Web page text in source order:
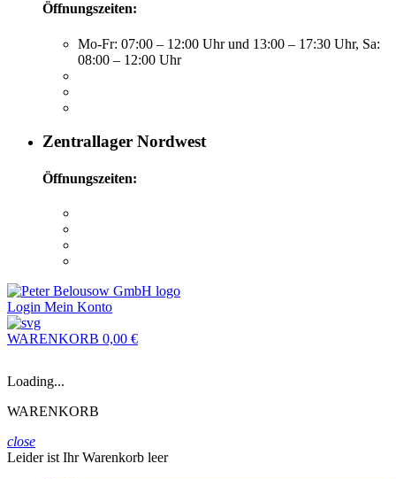
Öffnungszeiten:
Mo-Fr: 07:00 – 12:00 Uhr und 13:00 – 17:30 Uhr, Sa:
08:00 – 12:00 Uhr
Zentrallager Nordwest
Öffnungszeiten:
Login Mein Konto
WARENKORB 0,00 €
Loading...
WARENKORB
close
Leider ist Ihr Warenkorb leer